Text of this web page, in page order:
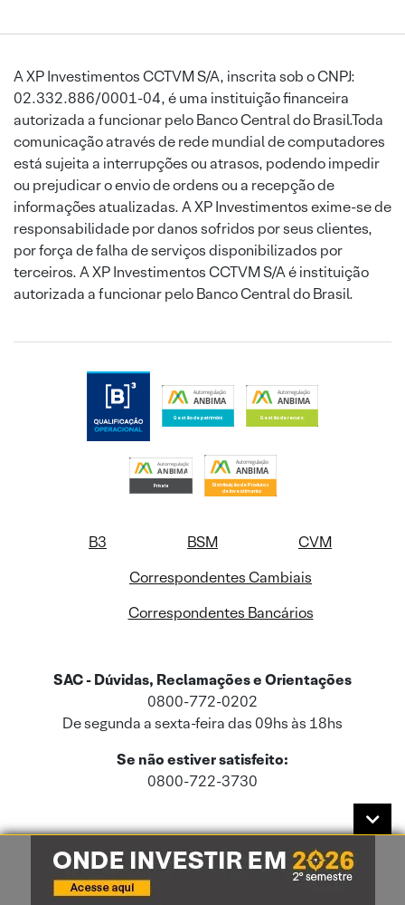
A XP Investimentos CCTVM S/A, inscrita sob o CNPJ:
02.332.886/0001-04, é uma instituição financeira
autorizada a funcionar pelo Banco Central do Brasil.Toda
comunicação através de rede mundial de computadores
está sujeita a interrupções ou atrasos, podendo impedir
ou prejudicar o envio de ordens ou a recepção de
informações atualizadas. A XP Investimentos exime-se de
responsabilidade por danos sofridos por seus clientes,
por força de falha de serviços disponibilizados por
terceiros. A XP Investimentos CCTVM S/A é instituição
autorizada a funcionar pelo Banco Central do Brasil.
B3 BSM
CVM
Correspondentes Cambiais
Correspondentes Bancários
SAC - Dúvidas, Reclamações e Orientações
0800-772-0202
De segunda a sexta-feira das 09hs às 18hs
Se não estiver satisfeito:
0800-722-3730
Este site usa cookies e dados pessoais de acordo com a nossaPolítica de
Cookies
e a nossaPolítica de Privacidade.